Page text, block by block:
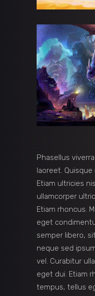
Phasellus
laoreet.
Etiam ultricies
ullamcorper
Etiam rhoncus.
eget
semper libero,
neque sed
vel. Curabitur
eget dui. Etiam
tempus, tellus